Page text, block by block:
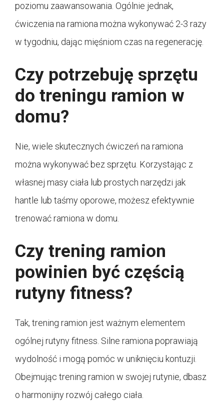
poziomu zaawansowania. Ogólnie jednak,
ćwiczenia na ramiona można wykonywać 2-3 razy
w tygodniu, dając mięśniom czas na regenerację.
Czy potrzebuję sprzętu
do treningu ramion w
domu?
Nie, wiele skutecznych ćwiczeń na ramiona
można wykonywać bez sprzętu. Korzystając z
własnej masy ciała lub prostych narzędzi jak
hantle lub taśmy oporowe, możesz efektywnie
trenować ramiona w domu.
Czy trening ramion
powinien być częścią
rutyny fitness?
Tak, trening ramion jest ważnym elementem
ogólnej rutyny fitness. Silne ramiona poprawiają
wydolność i mogą pomóc w uniknięciu kontuzji.
Obejmując trening ramion w swojej rutynie, dbasz
o harmonijny rozwój całego ciała.